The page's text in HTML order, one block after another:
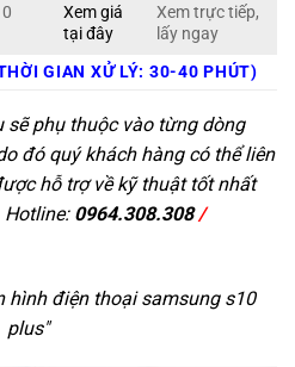
Xem giá
tại đây
Xem trực tiếp,
lấy ngay
GIAN XỬ LÝ: 30-40 PHÚT)
phụ thuộc vào từng dòng
đó quý khách hàng có thể liên
hỗ trợ về kỹ thuật tốt nhất
Hotline: 0964.308.308/
hình điện thoại samsung s10
plus"